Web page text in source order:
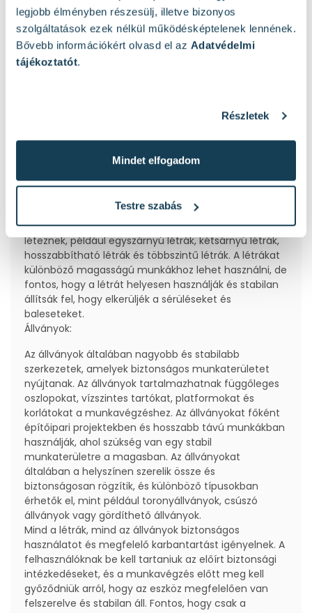
legjobb élményben részesülj, illetve bizonyos
szolgáltatások ezek nélkül működésképtelenek lennének.
Bővebb információkért olvasd el az Adatvédelmi
tájékoztatót.
Részletek
Mindet elfogadom
Testre szabás
Létrák és állványok olyan szerkezetek, amelyeket
magasabb pontok elérésére és biztonságos
munkavégzésre használnak. Ezek a berendezések
széles körben alkalmazhatók különböző iparágakban,
A létrák hordozható szerkezetek, amelyek általában
lépcsőfokokkal vagy sima függőleges rudakkal
rendelkeznek. A létrák lehetnek különböző
anyagokból készülhetnek, például fa, alumínium vagy
üvegszálas anyagokból. A létrák többféle típusban
léteznek, például egyszárnyú létrák, kétsárnyú létrák,
hosszabbítható létrák és többszintű létrák. A létrákat
különböző magasságú munkákhoz lehet használni, de
fontos, hogy a létrát helyesen használják és stabilan
állítsák fel, hogy elkerüljék a sérüléseket és
baleseteket.
Állványok:
Az állványok általában nagyobb és stabilabb
szerkezetek, amelyek biztonságos munkaterületet
nyújtanak. Az állványok tartalmazhatnak függőleges
oszlopokat, vízszintes tartókat, platformokat és
korlátokat a munkavégzéshez. Az állványokat főként
építőipari projektekben és hosszabb távú munkákban
használják, ahol szükség van egy stabil
munkaterületre a magasban. Az állványokat
általában a helyszínen szerelik össze és
biztonságosan rögzítik, és különböző típusokban
érhetők el, mint például toronyállványok, csúszó
állványok vagy gördíthető állványok.
Mind a létrák, mind az állványok biztonságos
használatot és megfelelő karbantartást igényelnek. A
felhasználóknak be kell tartaniuk az előírt biztonsági
intézkedéseket, és a munkavégzés előtt meg kell
győződniük arról, hogy az eszköz megfelelően van
felszerelve és stabilan áll. Fontos, hogy csak a